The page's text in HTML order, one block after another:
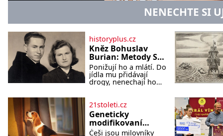
NENECHTE SI
historyplus.cz
Kněz Bohuslav
Burian: Metody StB
byly horší než
gestapácké
trýznění
Ponižují ho a mlátí. Do
jídla mu přidávají
drogy, nenechají ho
nejbližším. Burian
kruté týrání nevydrží a
estébákům podepíše
všechno, co po něm
chtějí. Svým podpisem
21stoleti.cz
Geneticky
modifikovaní
bíglové mohou být
Češi jsou milovníky